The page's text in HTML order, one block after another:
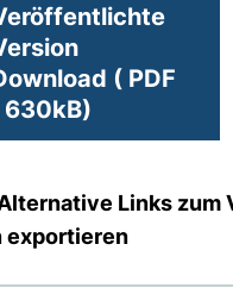
( PDF
| 630kB)
Links zum
exportieren